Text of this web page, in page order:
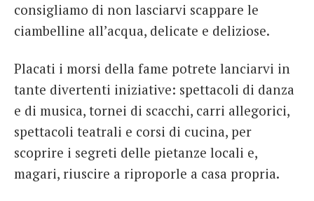
consigliamo di non lasciarvi scappare le
ciambelline all’acqua, delicate e deliziose.
Placati i morsi della fame potrete lanciarvi in
tante divertenti iniziative: spettacoli di danza
e di musica, tornei di scacchi, carri allegorici,
spettacoli teatrali e corsi di cucina, per
scoprire i segreti delle pietanze locali e,
magari, riuscire a riproporle a casa propria.